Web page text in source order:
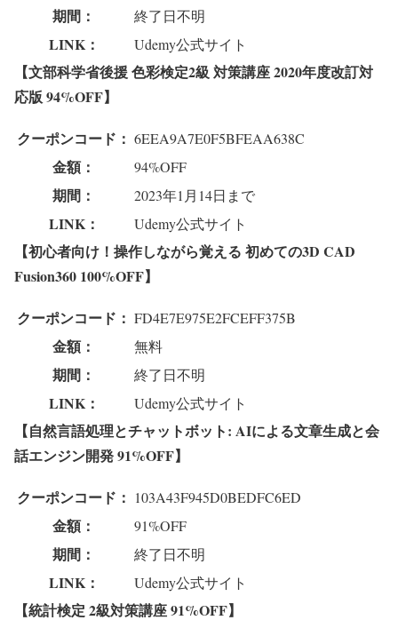
期間： 終了日不明
LINK： Udemy公式サイト
【文部科学省後援 色彩検定2級 対策講座 2020年度改訂対
応版 94%OFF】
クーポンコード： 6EEA9A7E0F5BFEAA638C
金額： 94%OFF
期間： 2023年1月14日まで
LINK： Udemy公式サイト
【初心者向け！操作しながら覚える 初めての3D CAD
Fusion360 100%OFF】
クーポンコード： FD4E7E975E2FCEFF375B
金額： 無料
期間： 終了日不明
LINK： Udemy公式サイト
【自然言語処理とチャットボット: AIによる文章生成と会
話エンジン開発 91%OFF】
クーポンコード： 103A43F945D0BEDFC6ED
金額： 91%OFF
期間： 終了日不明
LINK： Udemy公式サイト
【統計検定 2級対策講座 91%OFF】